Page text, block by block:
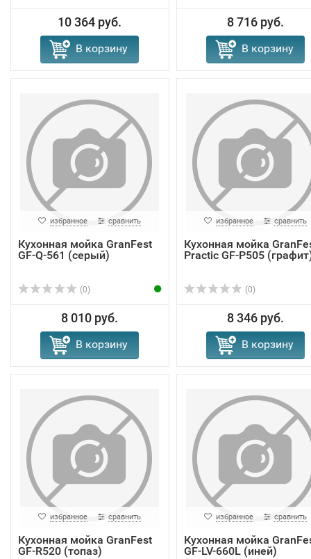
10 364 руб.
В корзину
8 716 руб.
В корзину
избранное сравнить
Кухонная мойка GranFest
GF-Q-561 (серый)
(0)
8 010 руб.
В корзину
избранное сравнить
Кухонная мойка
Practic GF-P505
(0)
8 346 руб.
В корзину
избранное сравнить
Кухонная мойка GranFest
GF-R520 (топаз)
избранное сравнить
Кухонная мойка
GF-LV-660L (иней)